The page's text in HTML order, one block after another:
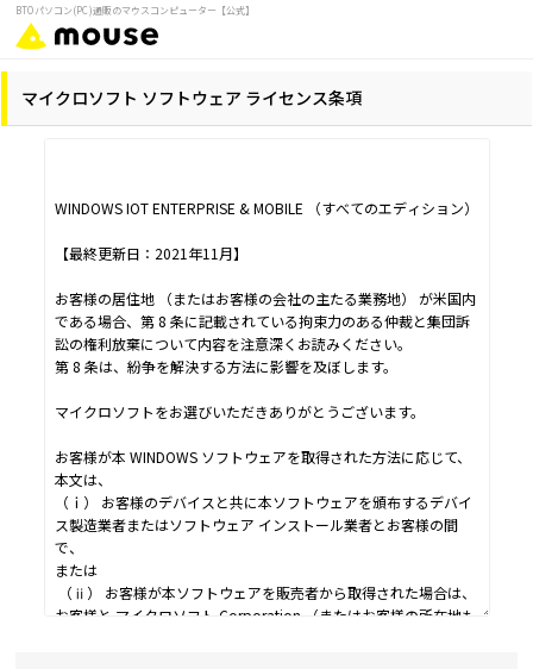
BTOパソコン(PC)通販のマウスコンピューター【公式】
マイクロソフト ソフトウェア ライセンス条項